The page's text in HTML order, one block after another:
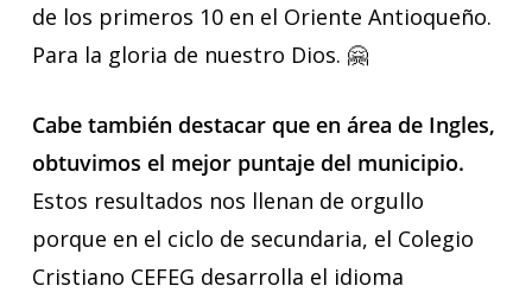
de los primeros 10 en el Oriente Antioqueño.
Para la gloria de nuestro Dios. 🤗
Cabe también destacar que en área de Ingles,
obtuvimos el mejor puntaje del municipio.
Estos resultados nos llenan de orgullo
porque en el ciclo de secundaria, el Colegio
Cristiano CEFEG desarrolla el idioma